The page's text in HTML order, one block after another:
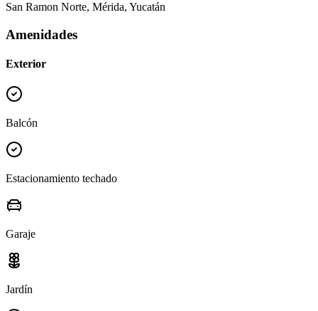
San Ramon Norte, Mérida, Yucatán
Amenidades
Exterior
Balcón
Estacionamiento techado
Garaje
Jardín